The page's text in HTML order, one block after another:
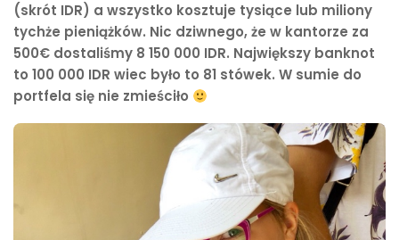
(skrót IDR) a wszystko kosztuje tysiące lub miliony
tychże pieniążków. Nic dziwnego, że w kantorze za
500€ dostaliśmy 8 150 000 IDR. Największy banknot
to 100 000 IDR wiec było to 81 stówek. W sumie do
portfela się nie zmieściło